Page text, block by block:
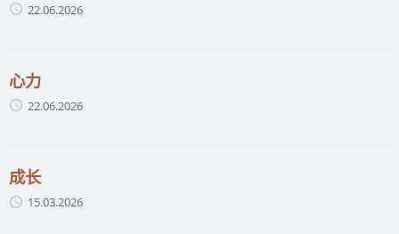
22.06.2026
心力
22.06.2026
成长
15.03.2026